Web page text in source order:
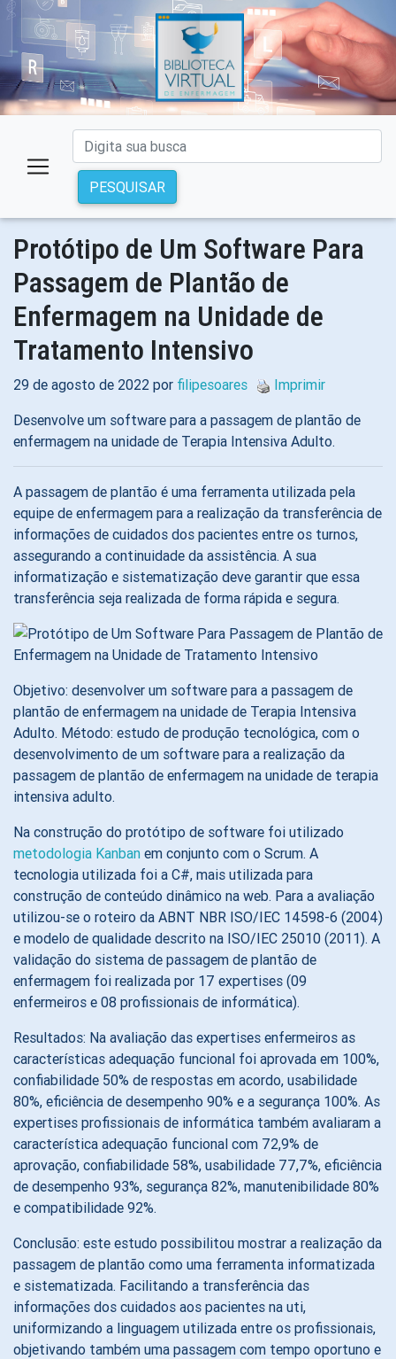
PESQUISAR
Protótipo de Um Software Para
Passagem de Plantão de
Enfermagem na Unidade de
Tratamento Intensivo
29 de agosto de 2022 por filipesoares
Imprimir
Desenvolve um software para a passagem de plantão de
enfermagem na unidade de Terapia Intensiva Adulto.
A passagem de plantão é uma ferramenta utilizada pela
equipe de enfermagem para a realização da transferência de
informações de cuidados dos pacientes entre os turnos,
assegurando a continuidade da assistência. A sua
informatização e sistematização deve garantir que essa
transferência seja realizada de forma rápida e segura.
Objetivo: desenvolver um software para a passagem de
plantão de enfermagem na unidade de Terapia Intensiva
Adulto. Método: estudo de produção tecnológica, com o
desenvolvimento de um software para a realização da
passagem de plantão de enfermagem na unidade de terapia
intensiva adulto.
Na construção do protótipo de software foi utilizado
metodologia Kanban em conjunto com o Scrum. A
tecnologia utilizada foi a C#, mais utilizada para
construção de conteúdo dinâmico na web. Para a avaliação
utilizou-se o roteiro da ABNT NBR ISO/IEC 14598-6 (2004)
e modelo de qualidade descrito na ISO/IEC 25010 (2011). A
validação do sistema de passagem de plantão de
enfermagem foi realizada por 17 expertises (09
enfermeiros e 08 profissionais de informática).
Resultados: Na avaliação das expertises enfermeiros as
características adequação funcional foi aprovada em 100%,
confiabilidade 50% de respostas em acordo, usabilidade
80%, eficiência de desempenho 90% e a segurança 100%. As
expertises profissionais de informática também avaliaram a
característica adequação funcional com 72,9% de
aprovação, confiabilidade 58%, usabilidade 77,7%, eficiência
de desempenho 93%, segurança 82%, manutenibilidade 80%
e compatibilidade 92%.
Conclusão: este estudo possibilitou mostrar a realização da
passagem de plantão como uma ferramenta informatizada
e sistematizada. Facilitando a transferência das
informações dos cuidados aos pacientes na uti,
uniformizando a linguagem utilizada entre os profissionais,
objetivando também uma passagem com tempo oportuno e